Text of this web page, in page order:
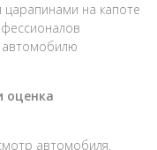
на капоте
автомобилю
оценка
автомобиля.